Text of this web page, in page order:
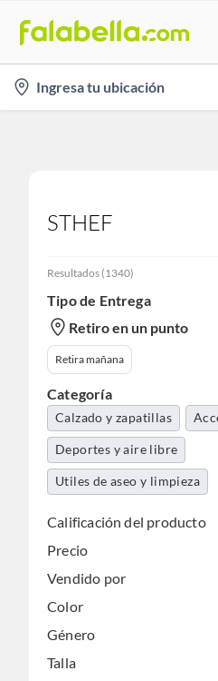
location-
icon
Ingresa tu ubicación
STHEF
Resultados (1340)
Tipo de Entrega
Retiro en un punto
Retira mañana
Categoría
Calzado y zapatillas
Deportes y aire libre
Utiles de aseo y limpieza
Calificación del producto
Precio
Vendido por
Color
Género
Talla